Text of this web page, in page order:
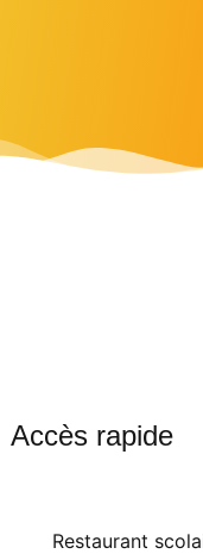
Accès rapide
Restaurant